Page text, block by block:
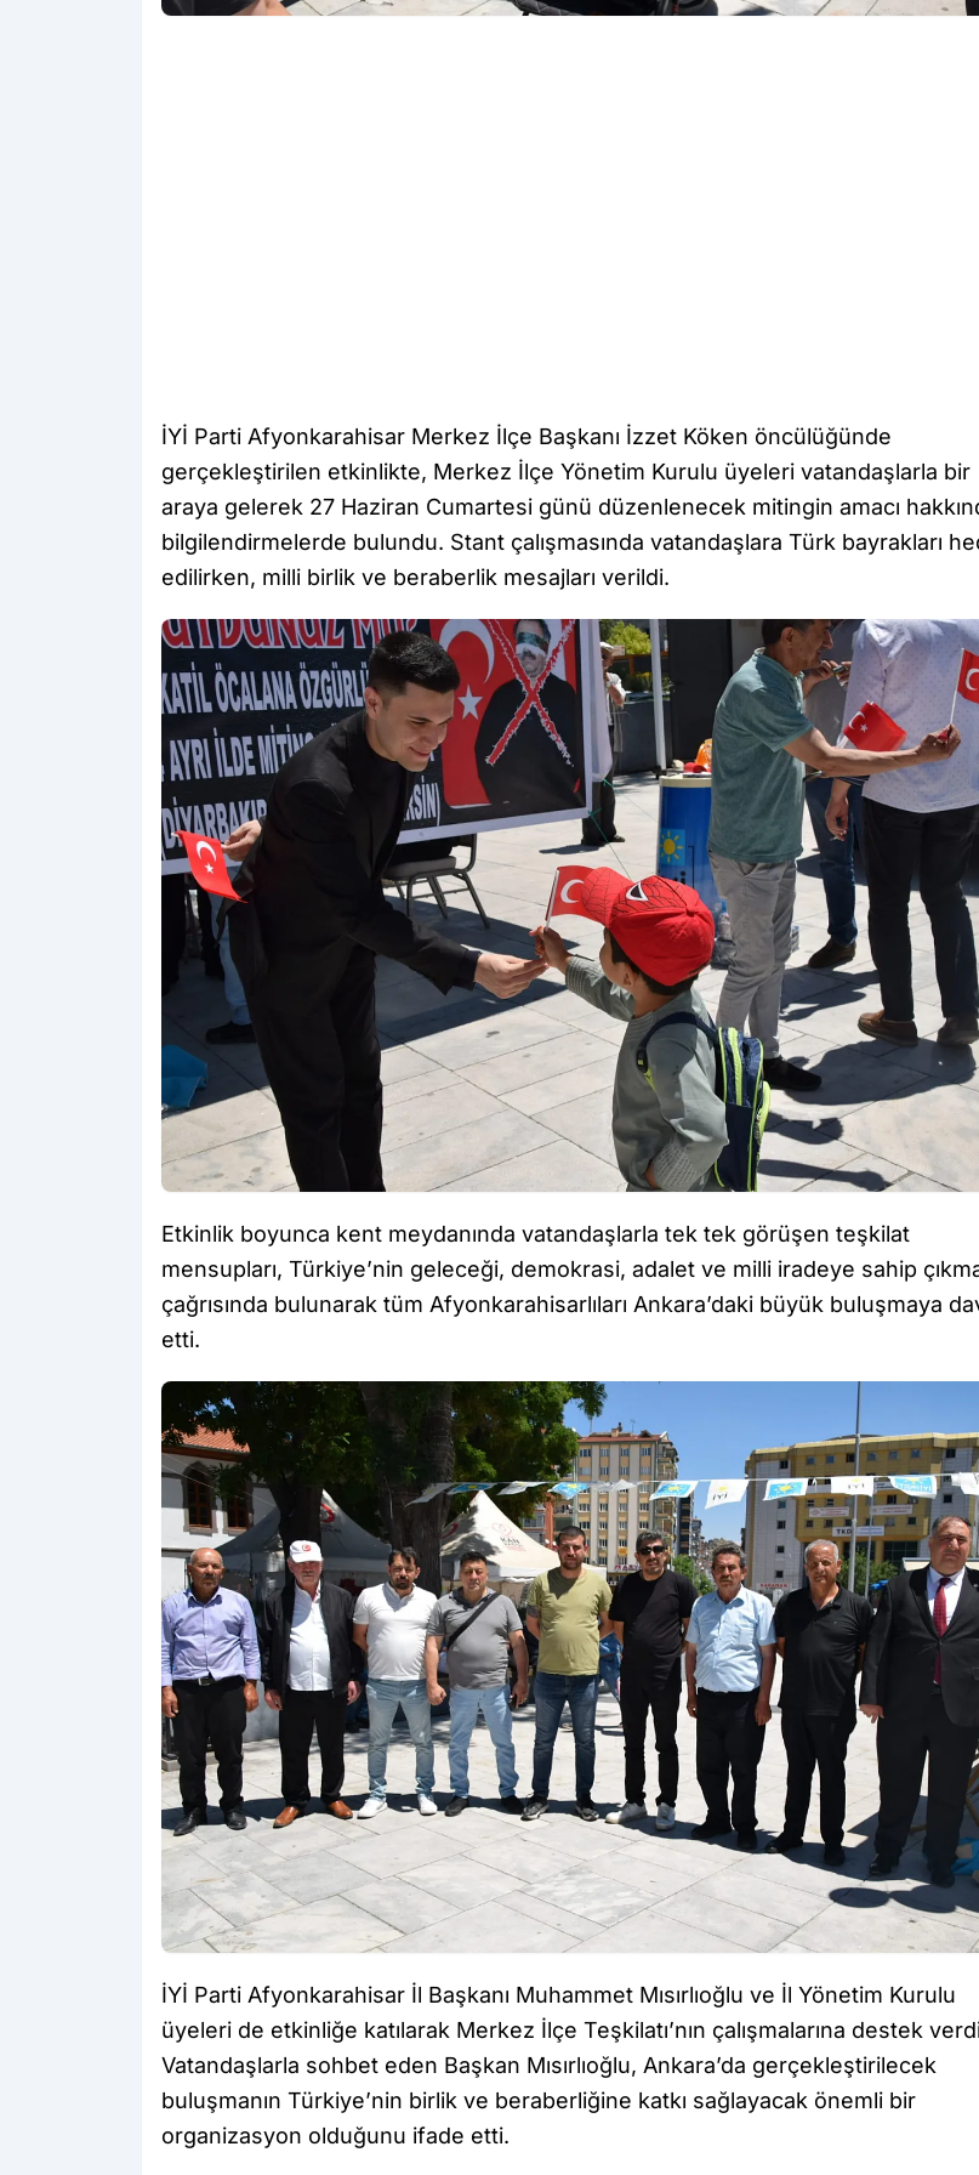
İYİ Parti Afyonkarahisar Merkez İlçe Başkanı İzzet Köken öncülüğünde
gerçekleştirilen etkinlikte, Merkez İlçe Yönetim Kurulu üyeleri vatandaşlarla bir
araya gelerek 27 Haziran Cumartesi günü düzenlenecek mitingin amacı
bilgilendirmelerde bulundu. Stant çalışmasında vatandaşlara Türk bayrakları
edilirken, milli birlik ve beraberlik mesajları verildi.
Etkinlik boyunca kent meydanında vatandaşlarla tek tek görüşen teşkilat
mensupları, Türkiye’nin geleceği, demokrasi, adalet ve milli iradeye sahip
çağrısında bulunarak tüm Afyonkarahisarlıları Ankara’daki büyük buluşmaya
etti.
İYİ Parti Afyonkarahisar İl Başkanı Muhammet Mısırlıoğlu ve İl Yönetim Kurulu
üyeleri de etkinliğe katılarak Merkez İlçe Teşkilatı’nın çalışmalarına destek
Vatandaşlarla sohbet eden Başkan Mısırlıoğlu, Ankara’da gerçekleştirilecek
buluşmanın Türkiye’nin birlik ve beraberliğine katkı sağlayacak önemli bir
organizasyon olduğunu ifade etti.